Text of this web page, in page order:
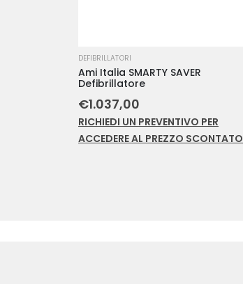
DEFIBRILLATORI
Ami Italia SMARTY SAVER
Defibrillatore
€1.037,00
RICHIEDI UN PREVENTIVO PER
ACCEDERE AL PREZZO SCONTATO